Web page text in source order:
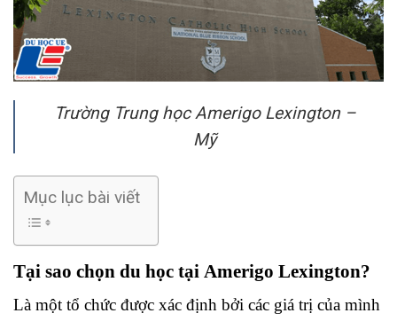
Trường Trung học Amerigo Lexington –
Mỹ
Mục lục bài viết
Tại sao chọn du học tại Amerigo Lexington?
Là một tổ chức được xác định bởi các giá trị của mình